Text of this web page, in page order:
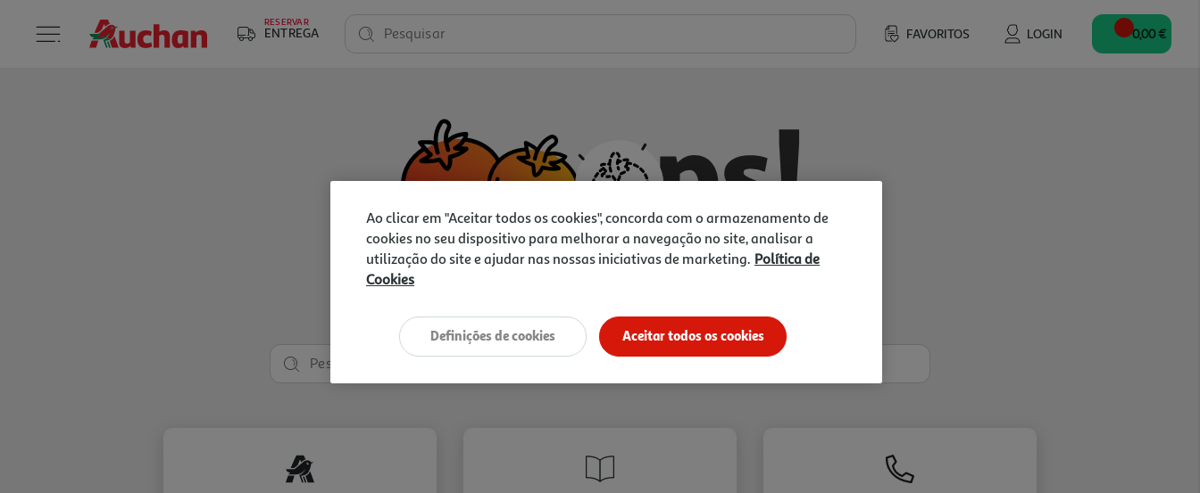
RESERVAR
ENTREGA FAVORITOS LOGIN
Pesquisar 0,00 €
Vamos tentar de novo?
Ao clicar em "Aceitar todos os cookies", concorda com o armazenamento de
cookies no seu dispositivo para melhorar a navegação no site, analisar a
utilização do site e ajudar nas nossas iniciativas de marketing. Política de
Cookies
Aceitar todos os cookies
Definições de cookies